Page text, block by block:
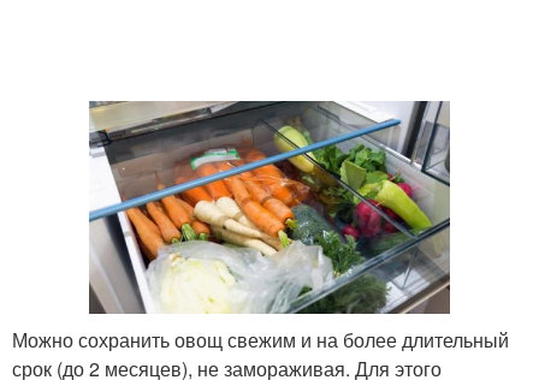
Можно сохранить овощ свежим и на более длительный
срок (до 2 месяцев), не замораживая. Для этого